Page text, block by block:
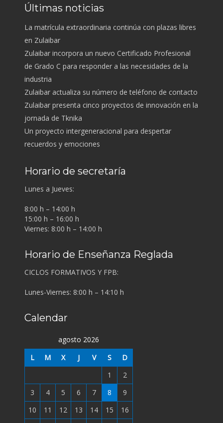
Últimas noticias
La matrícula extraordinaria continúa con plazas libres
en Zulaibar
Zulaibar incorpora un nuevo Certificado Profesional
de Grado C para responder a las necesidades de la
industria
Zulaibar actualiza su número de teléfono de contacto
Zulaibar presenta cinco proyectos de innovación en la
jornada de Tknika
Un proyecto intergeneracional para despertar
recuerdos y emociones
Horario de secretaría
Lunes a Jueves:
8:00 h – 14:00 h
15:00 h – 16:00 h
Viernes: 8:00 h – 14:00 h
Horario de Enseñanza Reglada
CICLOS FORMATIVOS Y FPB:
Lunes-Viernes: 8:00 h – 14:10 h
Calendar
agosto 2026
L
M X J V S
D
1
2
3
4 5 6 7 8
9
10
11 12 13 14 15
16